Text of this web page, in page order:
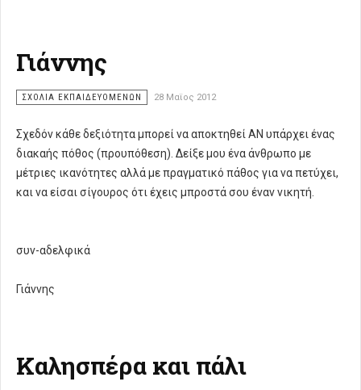
Γιάννης
ΣΧΌΛΙΑ ΕΚΠΑΙΔΕΥΌΜΕΝΩΝ 28 Μαϊος 2012
Σχεδόν κάθε δεξιότητα μπορεί να αποκτηθεί ΑΝ υπάρχει ένας
διακαής πόθος (προυπόθεση). Δείξε μου ένα άνθρωπο με
μέτριες ικανότητες αλλά με πραγματικό πάθος για να πετύχει,
και να είσαι σίγουρος ότι έχεις μπροστά σου έναν νικητή.
συν-αδελφικά
Γιάννης
Καλησπέρα και πάλι